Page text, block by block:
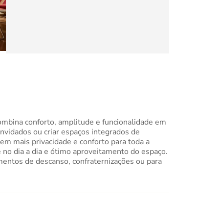
conforto, amplitude e funcionalidade em
ou criar espaços integrados de
mais privacidade e conforto para toda a
dia a dia e ótimo aproveitamento do espaço.
de descanso, confraternizações ou para